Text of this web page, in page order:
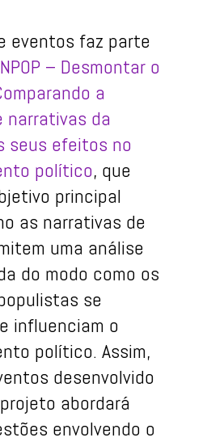
eventos faz parte
– Desmontar o
a
narrativas da
seus efeitos no
político, que
principal
as narrativas de
uma análise
do modo como os
se
influenciam o
político. Assim,
desenvolvido
abordará
envolvendo o